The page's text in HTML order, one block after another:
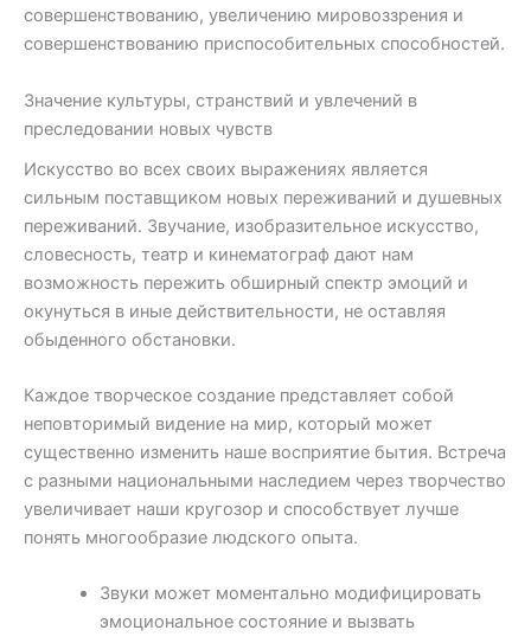
совершенствованию, увеличению мировоззрения и
совершенствованию приспособительных способностей.
Значение культуры, странствий и увлечений в
преследовании новых чувств
Искусство во всех своих выражениях является
сильным поставщиком новых переживаний и душевных
переживаний. Звучание, изобразительное искусство,
словесность, театр и кинематограф дают нам
возможность пережить обширный спектр эмоций и
окунуться в иные действительности, не оставляя
обыденного обстановки.
Каждое творческое создание представляет собой
неповторимый видение на мир, который может
существенно изменить наше восприятие бытия. Встреча
с разными национальными наследием через творчество
увеличивает наши кругозор и способствует лучше
понять многообразие людского опыта.
Звуки может моментально модифицировать
эмоциональное состояние и вызвать